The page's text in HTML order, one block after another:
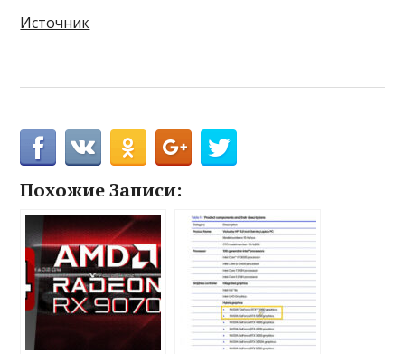
Источник
Похожие Записи: